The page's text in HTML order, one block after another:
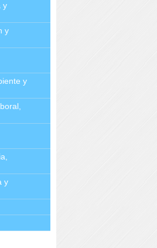
y
y
y
y